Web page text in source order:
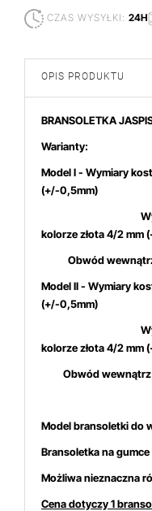
CZAS WYSYŁKI: 24H
OPIS PRODUKTU
BRANSOLETKA
Warianty:
Model I - Wymiary
(+/-0,5mm)
Wymiary
kolorze złota 4/2 mm
Obwód wewnątrz
Model II - Wymiary
(+/-0,5mm)
Wymiary
kolorze złota 4/2 mm
Obwód wewnątrz
Model bransoletki do
Bransoletka na gumce
Możliwa nieznaczna
Cena dotyczy 1
produktem